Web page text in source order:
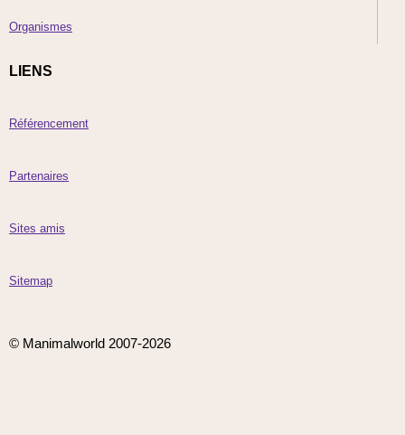
Organismes
LIENS
Référencement
Partenaires
Sites amis
Sitemap
© Manimalworld 2007-2026